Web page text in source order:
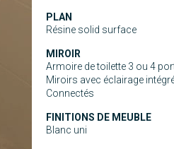
PLAN
Résine solid surface
MIROIR
Armoire de toilette 3 ou 4
Miroirs avec éclairage
Connectés
FINITIONS DE MEUBLE
Blanc uni